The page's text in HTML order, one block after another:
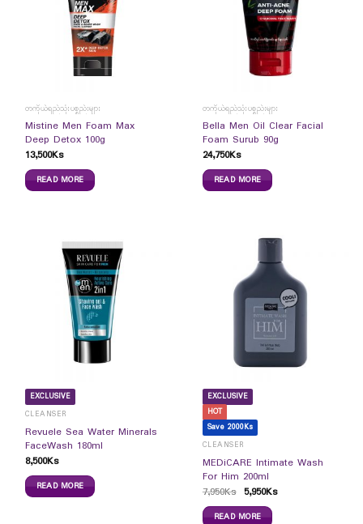
တကိုယ်ရည်သုံးပစ္စည်းများ
Mistine Men Foam Max
Deep Detox 100g
13,500Ks
READ MORE
တကိုယ်ရည်သုံးပစ္စည်းများ
Bella Men Oil Clear Facial
Foam Surub 90g
24,750Ks
READ MORE
EXCLUSIVE
CLEANSER
Revuele Sea Water Minerals
FaceWash 180ml
8,500Ks
READ MORE
EXCLUSIVE
HOT
Save 2000Ks
CLEANSER
MEDiCARE Intimate Wash
For Him 200ml
7,950Ks 5,950Ks
READ MORE